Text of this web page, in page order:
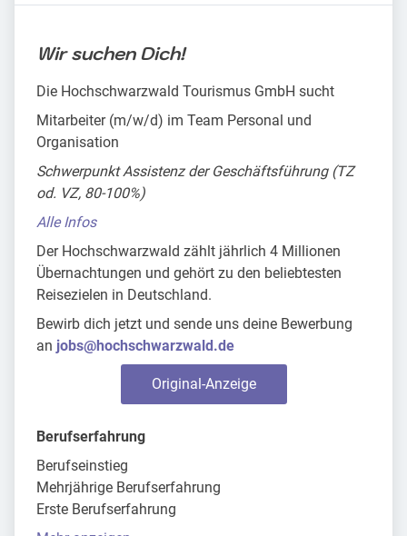
Wir suchen Dich!
Die Hochschwarzwald Tourismus GmbH sucht
Mitarbeiter (m/w/d) im Team Personal und
Organisation
Schwerpunkt Assistenz der Geschäftsführung (TZ
od. VZ, 80-100%)
Alle Infos
Der Hochschwarzwald zählt jährlich 4 Millionen
Übernachtungen und gehört zu den beliebtesten
Reisezielen in Deutschland.
Bewirb dich jetzt und sende uns deine Bewerbung
an jobs@hochschwarzwald.de
Original-Anzeige
Berufserfahrung
Berufseinstieg
Mehrjährige Berufserfahrung
Erste Berufserfahrung